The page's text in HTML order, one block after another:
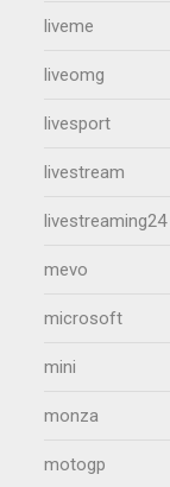
liveme
liveomg
livesport
livestream
livestreaming24
mevo
microsoft
mini
monza
motogp